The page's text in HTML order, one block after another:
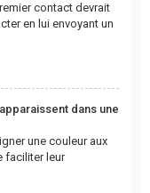
contact devrait
en lui envoyant un
dans une
une couleur aux
faciliter leur